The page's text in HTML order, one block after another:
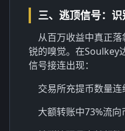
三、逃顶信号：
从百万收益中真正
锐的嗅觉。在Soulkey
信号接连出现：
交易所充提币数量连
大额转账中73%流